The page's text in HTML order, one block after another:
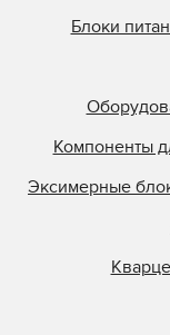
Блоки
Компоненты
Эксимерные